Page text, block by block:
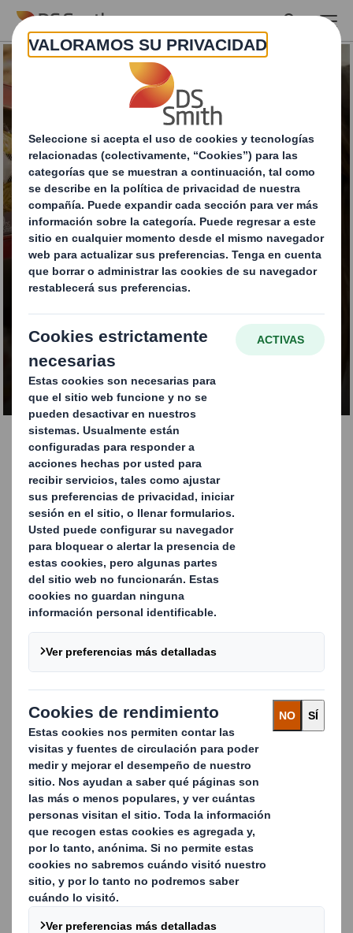
Skip to main content
Retail and Shelf
Ready Packaging
Soluciones para mejorar la visibilidad
y eficiencia en el punto de venta
CONTACTA CON NOSOTROS
Triunfa con nuestros
SRPs
El aumento en la demanda de SRPs (Packaging Listo para
el lineal) y RRP (Packaging Listo para el Punto de Venta)
ha creado toda una nueva ciencia en el embalaje. En DS
basando nuestras soluciones innovadoras en el tamaño
embalaje óptimo para tu producto.
Impulsa las ventas donde más importa
Cuando están correctamente diseñados, los envases SRP
y RRP desempeñan un papel vital en tu mix promocional,
incrementando las ventas en el punto de compra del
consumidor. Trabajamos con tus equipos de marketing
para asegurarnos de que tu embalaje refleje la posición
de tu marca, logre una disrrupción visual en tu categoría
y contribuya al éxito de tus promociones.
Principales ventajas de nuestros SRPs: